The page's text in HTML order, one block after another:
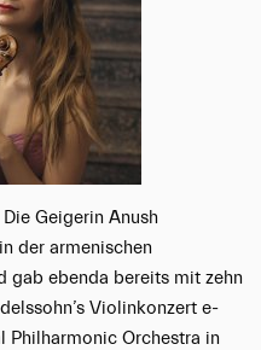
Die Geigerin Anush
der armenischen
gab ebenda bereits mit zehn
Violinkonzert e-
Philharmonic Orchestra in